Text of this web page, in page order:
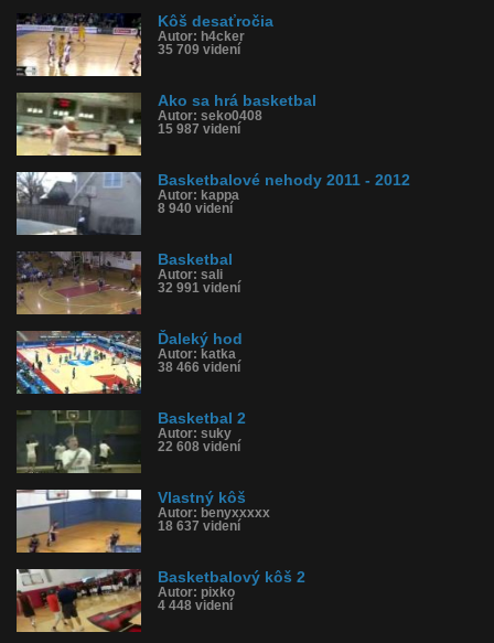
Tagy: basketbal, basket, helikoptéra, kôš, lopta, hra, rc
História sledovanosti videa:
Kôš desaťročia
Autor: h4cker
35 709 videní
Ako sa hrá basketbal
Autor: seko0408
15 987 videní
Basketbalové nehody 2011 - 2012
Autor: kappa
8 940 videní
Basketbal
Autor: sali
32 991 videní
Ďaleký hod
Autor: katka
38 466 videní
Basketbal 2
Autor: suky
22 608 videní
Vlastný kôš
Autor: benyxxxxx
18 637 videní
Basketbalový kôš 2
Autor: pixko
4 448 videní